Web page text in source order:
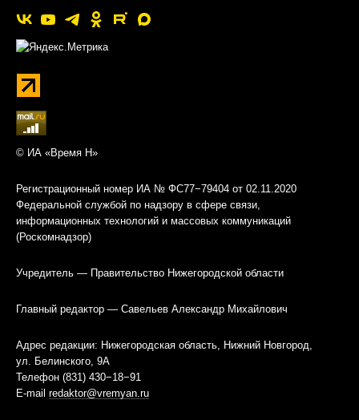
© ИА «Время Н»
Регистрационный номер ИА № ФС77−79404 от 02.11.2020
Федеральной службой по надзору в сфере связи,
информационных технологий и массовых коммуникаций
(Роскомнадзор)
Учредитель — Правительство Нижегородской области
Главный редактор — Савельев Александр Михайлович
Адрес редакции: Нижегородская область, Нижний Новгород,
ул. Белинского, 9А
Телефон (831) 430−18−91
E-mail redaktor@vremyan.ru